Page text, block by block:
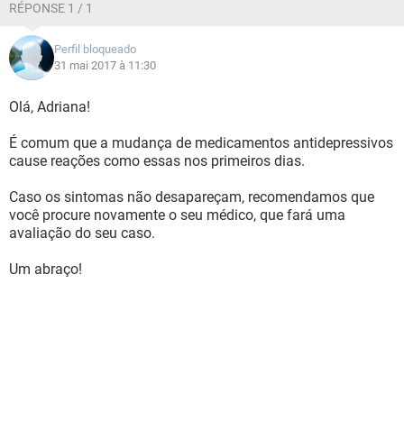
RÉPONSE 1 / 1
Perfil bloqueado
31 mai 2017 à 11:30
Olá, Adriana!
É comum que a mudança de medicamentos antidepressivos
cause reações como essas nos primeiros dias.
Caso os sintomas não desapareçam, recomendamos que
você procure novamente o seu médico, que fará uma
avaliação do seu caso.
Um abraço!